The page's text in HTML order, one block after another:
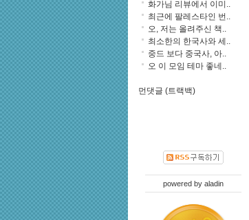
화가님 리뷰에서 이미..
최근에 팔레스타인 번..
오, 저는 올려주신 책..
최소한의 한국사와 세..
중드 보다 중국사, 아..
오 이 모임 테마 좋네..
먼댓글 (트랙백)
powered by aladin